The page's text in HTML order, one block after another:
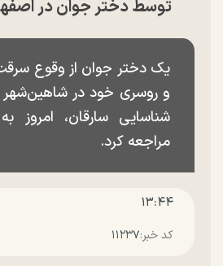
توسط دختر جوان در
یک دختر جوان از وقوع
و روسری خود در شاهین‌شهر
شناسایی سارقان، امروز
مراجعه کرد.
۱۳:۴۴
کد خبر:۱۱۲۳۷